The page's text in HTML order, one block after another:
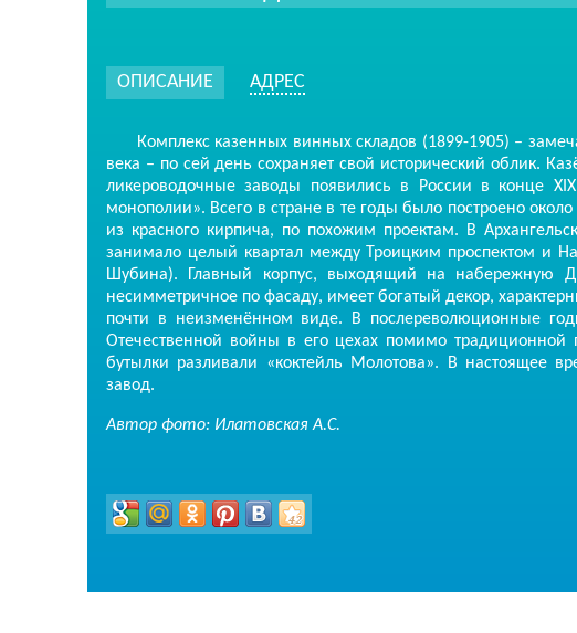
ОПИСАНИЕ АДРЕС
Комплекс казенных винных складов (1899-1905) –
века – по сей день сохраняет свой исторический облик.
ликероводочные заводы появились в России в конце
монополии». Всего в стране в те годы было построено
из красного кирпича, по похожим проектам. В
занимало целый квартал между Троицким проспектом и
Шубина). Главный корпус, выходящий на набережную
несимметричное по фасаду, имеет богатый декор,
почти в неизменённом виде. В послереволюционные
Отечественной войны в его цехах помимо традиционной
бутылки разливали «коктейль Молотова». В настоящее
завод.
Автор фото: Илатовская А.С.